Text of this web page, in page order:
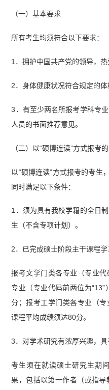
（一）基本要求
所有考生均须符合以下要求：
1．拥护中国共产党的领导，
2．身体健康状况符合规定的体
3．有至少两名所报考学科专
人员的书面推荐意见。
（二）以“硕博连读”方式报考
以“硕博连读”方式报考的考生
同时满足以下条件：
1．须为具有我校学籍的全日
生（不含专项计划）。
2．已完成硕士阶段主干课程学
报考文学门类各专业（专业代
专业（专业代码前两位为
分；报考工学门类各专业（专
课程平均成绩须达80分。
3．对学术研究有浓厚兴趣，
考生须在就读硕士研究生期
果，包括以第一作者（或指